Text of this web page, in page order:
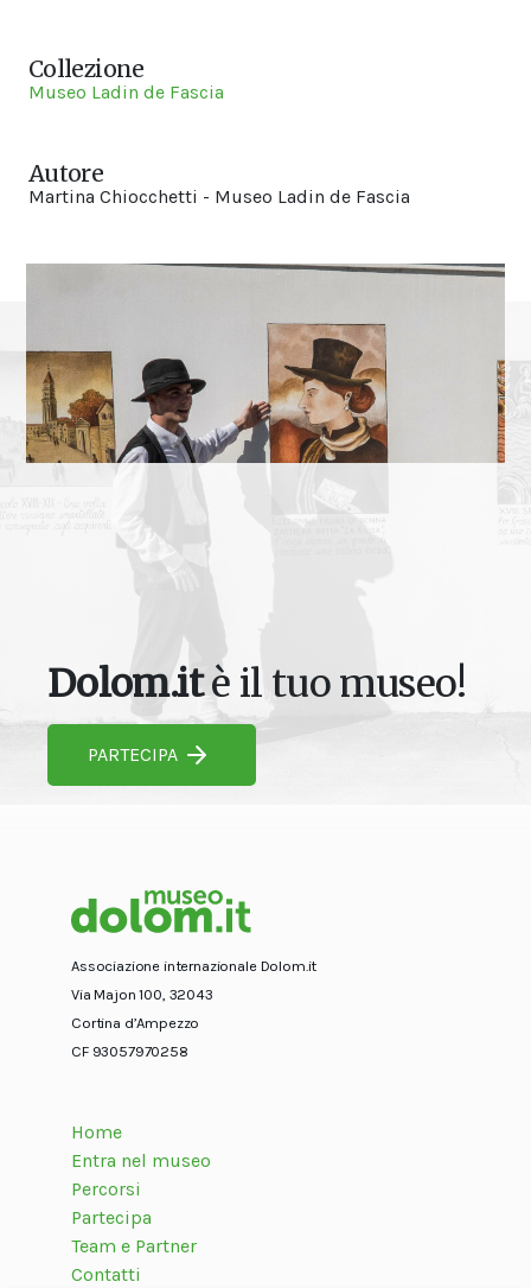
Collezione
Museo Ladin de Fascia
Autore
Martina Chiocchetti - Museo Ladin de Fascia
Dolom.itè il tuo museo!
PARTECIPA
Associazione internazionale Dolom.it
Via Majon 100, 32043
Cortina d’Ampezzo
CF 93057970258
Home
Entra nel museo
Percorsi
Partecipa
Team e Partner
Contatti